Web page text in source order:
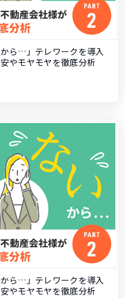
から…」テレワークを導入
やモヤモヤを徹底分析
から…」テレワークを導入
やモヤモヤを徹底分析